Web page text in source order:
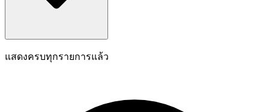
แสดงครบทุกรายการแล้ว